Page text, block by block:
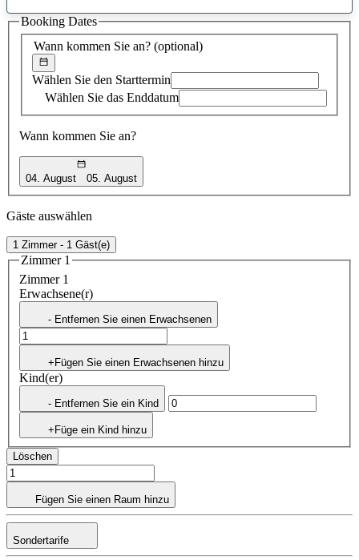
gefundener
Vorschlag
Wann kommen Sie an? (optional)
Wählen Sie den Starttermin
Wählen Sie das Enddatum
Wann kommen Sie an?
04. August 05. August
Booking Dates
Gäste auswählen
1 Zimmer - 1 Gäst(e)
Zimmer 1
Zimmer 1
Erwachsene(r)
- Entfernen Sie einen Erwachsenen
+Fügen Sie einen Erwachsenen hinzu
Kind(er)
- Entfernen Sie ein Kind
+Füge ein Kind hinzu
Löschen
Fügen Sie einen Raum hinzu
Sondertarife